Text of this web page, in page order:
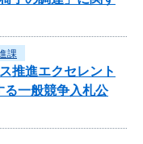
課
推進エクセレント
る一般競争入札公